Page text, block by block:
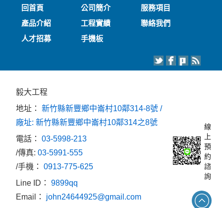
回首頁 公司簡介
服務項目
產品介紹
工程實績
聯絡我們
人才招募
手機板
毅大工程
地址：新竹縣新豐鄉中崙村10鄰314-8號 /
廠址: 新竹縣新豐鄉中崙村10鄰314之8號
電話：03-5998-213
/傳真:03-5991-555
/手機：0913-775-625
Line ID：9899qq
Email： john24644925@gmail.com
線
上
預
約
諮
詢